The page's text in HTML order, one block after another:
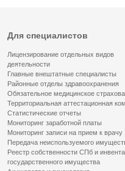
Для специалистов
Лицензирование отдельных видов
деятельности
Главные внештатные специалисты
Районные отделы здравоохранения
Обязательное медицинское
Территориальная аттестационная
Статистические отчеты
Мониторинг заработной платы
Мониторинг записи на прием к врачу
Передача неиспользуемого
Реестр собственности СПб и
государственного имущества